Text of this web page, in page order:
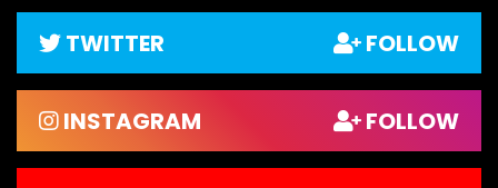
TWITTER FOLLOW
INSTAGRAM FOLLOW